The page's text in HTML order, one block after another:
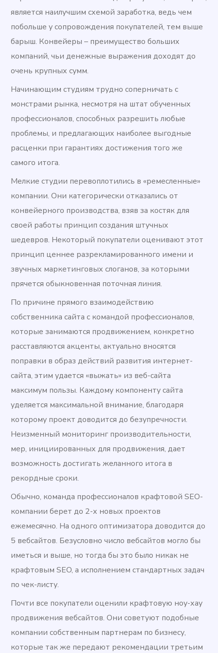
является наилучшим схемой заработка, ведь чем
побольше у сопровождения покупателей, тем выше
барыш. Конвейеры – преимущество больших
компаний, чьи денежные выражения доходят до
очень крупных сумм.
Начинающим студиям трудно соперничать с
монстрами рынка, несмотря на штат обученных
профессионалов, способных разрешить любые
проблемы, и предлагающих наиболее выгодные
расценки при гарантиях достижения того же
самого итога.
Мелкие студии перевоплотились в «ремесленные»
компании. Они категорически отказались от
конвейерного производства, взяв за костяк для
своей работы принцип создания штучных
шедевров. Некоторый покупатели оценивают этот
принцип ценнее разрекламированного имени и
звучных маркетинговых слоганов, за которыми
прячется обыкновенная поточная линия.
По причине прямого взаимодействию
собственника сайта с командой профессионалов,
которые занимаются продвижением, конкретно
расставляются акценты, актуально вносятся
поправки в образ действий развития интернет-
сайта, этим удается «выжать» из веб-сайта
максимум пользы. Каждому компоненту сайта
уделяется максимальной внимание, благодаря
которому проект доводится до безупречности.
Неизменный мониторинг производительности,
мер, инициированных для продвижения, дает
возможность достигать желанного итога в
рекордные сроки.
Обычно, команда профессионалов крафтовой SEO-
компании берет до 2-х новых проектов
ежемесячно. На одного оптимизатора доводится до
5 вебсайтов. Безусловно число вебсайтов могло бы
иметься и выше, но тогда бы это было никак не
крафтовым SEO, а исполнением стандартных задач
по чек-листу.
Почти все покупатели оценили крафтовую ноу-хау
продвижения вебсайтов. Они советуют подобные
компании собственным партнерам по бизнесу,
которые так же передают рекомендации третьим